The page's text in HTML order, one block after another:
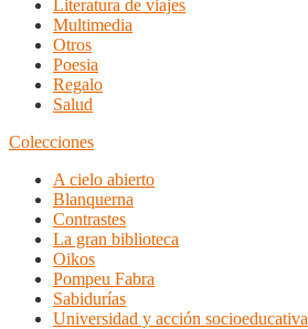
Literatura de viajes
Multimedia
Otros
Poesia
Regalo
Salud
Colecciones
A cielo abierto
Blanquerna
Contrastes
La gran biblioteca
Oikos
Pompeu Fabra
Sabidurías
Universidad y acción socioeducativa